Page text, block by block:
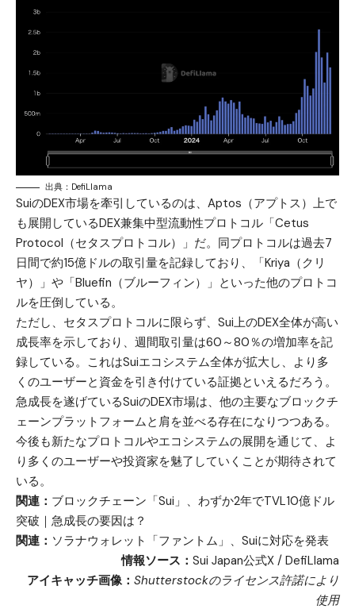
出典：DefiLlama
SuiのDEX市場を牽引しているのは、Aptos（アプトス）上で
も展開しているDEX兼集中型流動性プロトコル「Cetus
Protocol（セタスプロトコル）」だ。同プロトコルは過去7
日間で約15億ドルの取引量を記録しており、「Kriya（クリ
ヤ）」や「Bluefin（ブルーフィン）」といった他のプロトコ
ルを圧倒している。
ただし、セタスプロトコルに限らず、Sui上のDEX全体が高い
成長率を示しており、週間取引量は60～80％の増加率を記
録している。これはSuiエコシステム全体が拡大し、より多
くのユーザーと資金を引き付けている証拠といえるだろう。
急成長を遂げているSuiのDEX市場は、他の主要なブロックチ
ェーンプラットフォームと肩を並べる存在になりつつある。
今後も新たなプロトコルやエコシステムの展開を通じて、よ
り多くのユーザーや投資家を魅了していくことが期待されて
いる。
関連： ブロックチェーン「Sui」、わずか2年でTVL10億ドル
突破｜急成長の要因は？
関連： ソラナウォレット「ファントム」、Suiに対応を発表
情報ソース： Sui Japan公式X / DefiLlama
アイキャッチ画像： Shutterstockのライセンス許諾により
使用